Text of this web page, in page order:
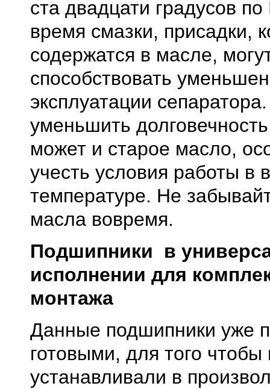
ста двадцати градусов
время смазки, присадки,
содержатся в масле,
способствовать
эксплуатации
уменьшить
может и старое масло,
учесть условия работы в
температуре. Не
масла вовремя.
Подшипники в
исполнении для
монтажа
Данные подшипники уже
готовыми, для того чтобы
устанавливали в